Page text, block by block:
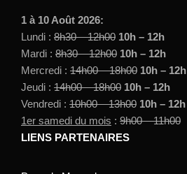
1 à 10 Août 2026:
Lundi : 8h30 – 12h00 10h – 12h
Mardi : 8h30 – 12h00 10h – 12h
Mercredi : 14h00 – 18h00 10h – 12h
Jeudi : 14h00 – 18h00 10h – 12h
Vendredi : 10h00 – 13h00 10h – 12h
1er samedi du mois : 9h00 – 11h00
LIENS PARTENAIRES